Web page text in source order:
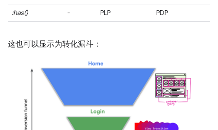
:has()
- PLP PDP
这也可以显示为转化漏斗：